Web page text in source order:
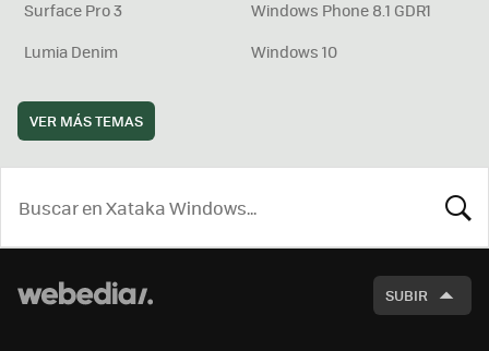
Surface Pro 3
Windows Phone 8.1 GDR1
Lumia Denim
Windows 10
VER MÁS TEMAS
SUBIR